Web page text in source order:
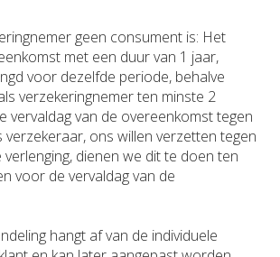
geen consument is: Het
met een duur van 1 jaar,
voor dezelfde periode, behalve
verzekeringnemer ten minste 2
vervaldag van de overeenkomst tegen
verzekeraar, ons willen verzetten tegen
verlenging, dienen we dit te doen ten
voor de vervaldag van de
hangt af van de individuele